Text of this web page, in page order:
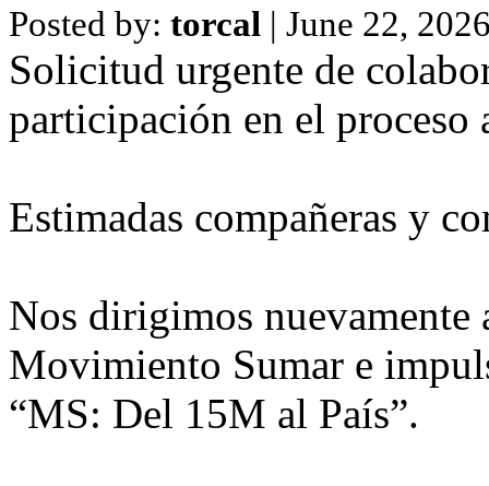
Posted by: torcal | June 22,
Solicitud urgente de
participación en el proceso
Estimadas compañeras y
Nos dirigimos nuevamente
Movimiento Sumar e
“MS: Del 15M al País”.